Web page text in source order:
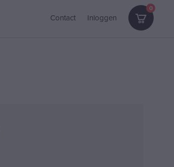
Contact Inloggen
0